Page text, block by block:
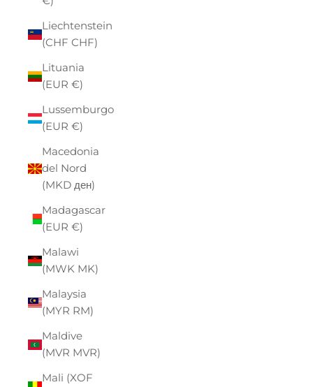
Liechtenstein
(CHF CHF)
Lituania
(EUR €)
Lussemburgo
(EUR €)
Macedonia
del Nord
(MKD ден)
Madagascar
(EUR €)
Malawi
(MWK MK)
Malaysia
(MYR RM)
Maldive
(MVR MVR)
Mali (XOF